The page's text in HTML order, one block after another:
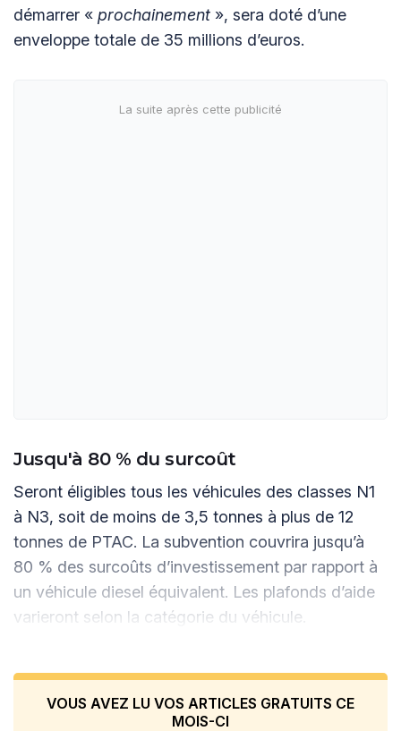
démarrer « prochainement », sera doté d’une
enveloppe totale de 35 millions d’euros.
Jusqu'à 80 % du surcoût
Seront éligibles tous les véhicules des classes N1
à N3, soit de moins de 3,5 tonnes à plus de 12
tonnes de PTAC. La subvention couvrira jusqu’à
80 % des surcoûts d’investissement par rapport à
un véhicule diesel équivalent. Les plafonds d’aide
varieront selon la catégorie du véhicule.
VOUS AVEZ LU VOS ARTICLES GRATUITS CE
MOIS-CI